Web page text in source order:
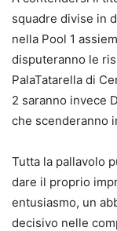
squadre divise in
nella Pool 1
disputeranno le
PalaTatarella di
2 saranno invece
che scenderanno
Tutta la pallavolo
dare il proprio
entusiasmo, un
decisivo nelle